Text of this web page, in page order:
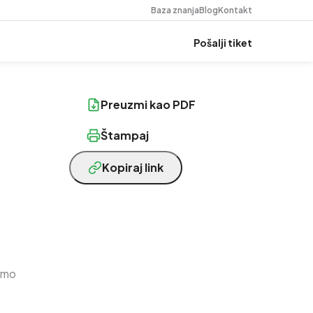
Baza znanjaBlogKontakt
Pošalji tiket
Preuzmi kao PDF
Štampaj
Kopiraj link